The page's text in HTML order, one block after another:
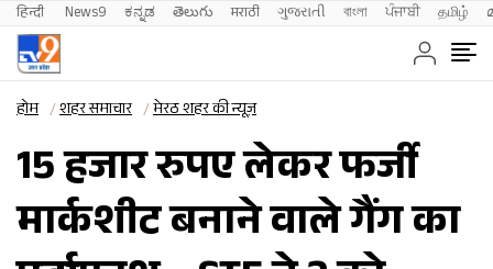
हिन्दी News9 ಕನ್ನಡ తెలుగు मराठी ગુજરાતી বাংলা ਪੰਜਾਬੀ தமிழ்
होम शहर समाचार मेरठ शहर की न्यूज़
15 हजार रुपए लेकर फर्जी
मार्कशीट बनाने वाले गैंग का